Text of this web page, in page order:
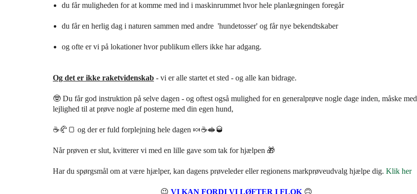
du fårmuligheden for at komme med ind i maskinrummet hvor hele planlægningen foregår
du får en herlig dag i naturen sammen med andre 'hundetosser' og får nye bekendtskaber
og ofte er vi på lokationer hvor publikum ellers ikke har adgang.
Og det er ikke raketvidenskab - vi er alle startet et sted - og alle kan bidrage.
🤓 Du får god instruktion på selve dagen - og oftest også mulighed for en generalprøve nogle dage inden, måske med
lejlighed til at prøve nogle af posterne med din egen hund,
☕️🥐🍞 og der er fuld forplejning hele dagen 🍬☕️🥪🥃
Når prøven er slut, kvitterer vi med en lille gave som tak for hjælpen 🎁
Har du spørgsmål om at være hjælper, kan dagens prøveleder eller regionens markprøveudvalg hjælpe dig. Klik her
😉 VI KAN FORDI VI LØFTER I FLOK🙃